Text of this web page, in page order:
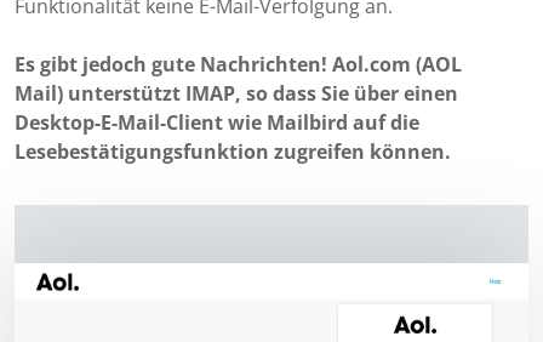
Funktionalität keine E-Mail-Verfolgung an.
Es gibt jedoch gute Nachrichten! Aol.com (AOL
Mail) unterstützt IMAP, so dass Sie über einen
Desktop-E-Mail-Client wie Mailbird auf die
Lesebestätigungsfunktion zugreifen können.